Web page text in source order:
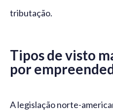
tributação.
Tipos de visto
por
A legislação norte-